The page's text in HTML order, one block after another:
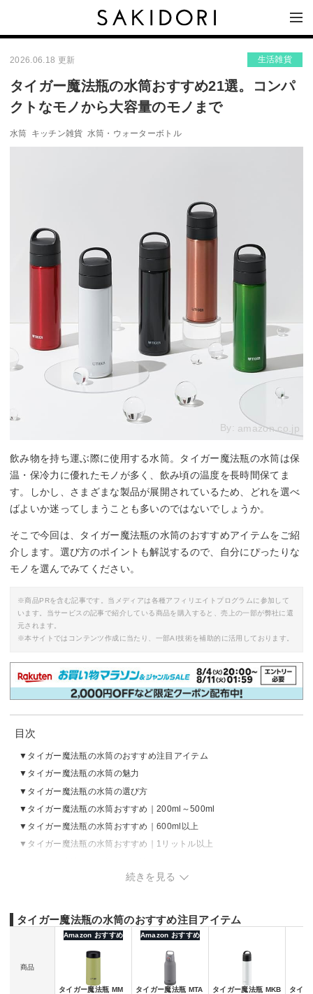
2026.06.18 更新 生活雑貨
タイガー魔法瓶の水筒おすすめ21選。コンパ
クトなモノから大容量のモノまで
水筒 キッチン雑貨 水筒・ウォーターボトル
By: amazon.co.jp
飲み物を持ち運ぶ際に使用する水筒。タイガー魔法瓶の水筒は保
温・保冷力に優れたモノが多く、飲み頃の温度を長時間保てま
す。しかし、さまざまな製品が展開されているため、どれを選べ
ばよいか迷ってしまうことも多いのではないでしょうか。
そこで今回は、タイガー魔法瓶の水筒のおすすめアイテムをご紹
介します。選び方のポイントも解説するので、自分にぴったりな
モノを選んでみてください。
※商品PRを含む記事です。当メディアは各種アフィリエイトプログラムに参加して
います。当サービスの記事で紹介している商品を購入すると、売上の一部が弊社に還
元されます。
※本サイトではコンテンツ作成に当たり、一部AI技術を補助的に活用しております。
目次
タイガー魔法瓶の水筒のおすすめ注目アイテム
タイガー魔法瓶の水筒の魅力
タイガー魔法瓶の水筒の選び方
タイガー魔法瓶の水筒おすすめ｜200ml～500ml
タイガー魔法瓶の水筒おすすめ｜600ml以上
タイガー魔法瓶の水筒おすすめ｜1リットル以上
続きを見る
タイガー魔法瓶の水筒のおすすめ注目アイテム
商品
Amazon おすすめ
タイガー魔法瓶 MM
Amazon おすすめ
タイガー魔法瓶 MTA
タイガー魔法瓶 MKB
タイガ